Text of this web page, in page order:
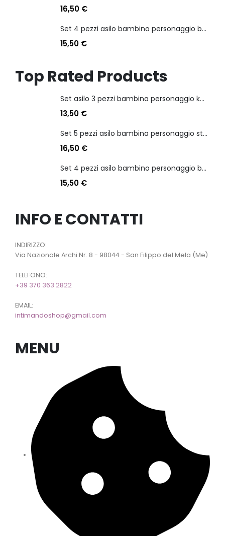
16,50 €
Set 4 pezzi asilo bambino personaggio batman
15,50 €
Top Rated Products
Set asilo 3 pezzi bambina personaggio kuromi
13,50 €
Set 5 pezzi asilo bambina personaggio stitch angel
16,50 €
Set 4 pezzi asilo bambino personaggio batman
15,50 €
INFO E CONTATTI
INDIRIZZO:
Via Nazionale Archi Nr. 8 - 98044 - San Filippo del Mela (Me)
TELEFONO:
+39 370 363 2822
EMAIL:
intimandoshop@gmail.com
MENU